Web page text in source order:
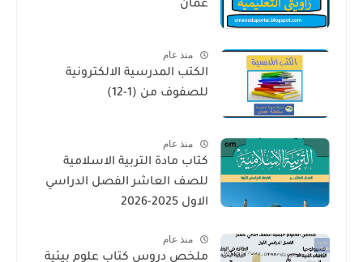
عمان
منذ عام
الكتب المدرسية الالكترونية
للصفوف من (1-12)
منذ عام
كتاب مادة التربية الاسلامية
للصف العاشر الفصل الدراسي
الاول 2025-2026
منذ عام
ملخص دروس كتاب علوم بيئية